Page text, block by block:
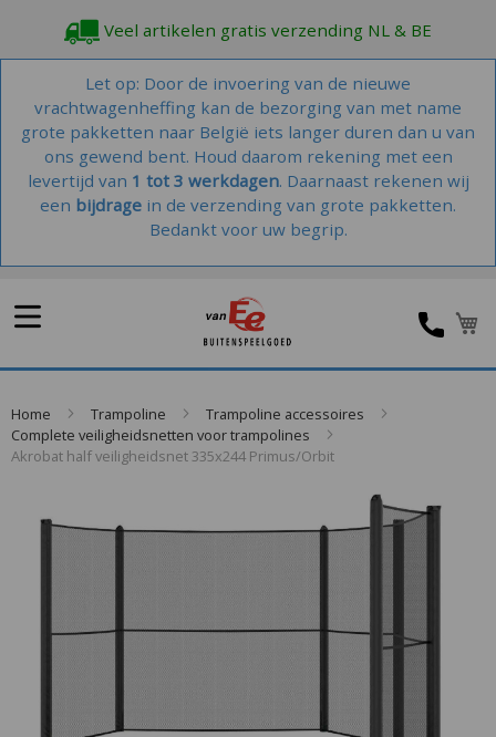
Veel artikelen gratis verzending NL & BE
Let op: Door de invoering van de nieuwe
vrachtwagenheffing kan de bezorging van met name
grote pakketten naar België iets langer duren dan u van
ons gewend bent. Houd daarom rekening met een
levertijd van 1 tot 3 werkdagen. Daarnaast rekenen wij
een bijdrage in de verzending van grote pakketten.
Bedankt voor uw begrip.
Home Trampoline
Trampoline accessoires
Complete veiligheidsnetten voor trampolines
Akrobat half veiligheidsnet 335x244 Primus/Orbit